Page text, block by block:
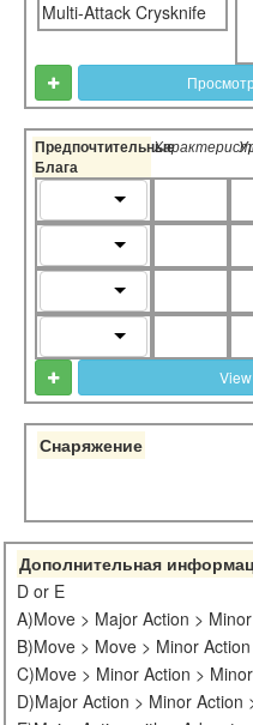
Multi-Attack Crysknife
Предпочтительные
Блага
Снаряжение
Дополнительная
D or E
A)Move > Major Action >
B)Move > Move > Minor Action
C)Move > Minor Action >
D)Major Action > Minor Action